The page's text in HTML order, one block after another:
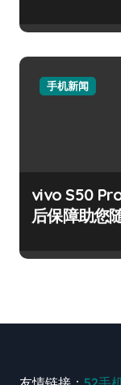
手机新闻
vivo S50
后保障助您